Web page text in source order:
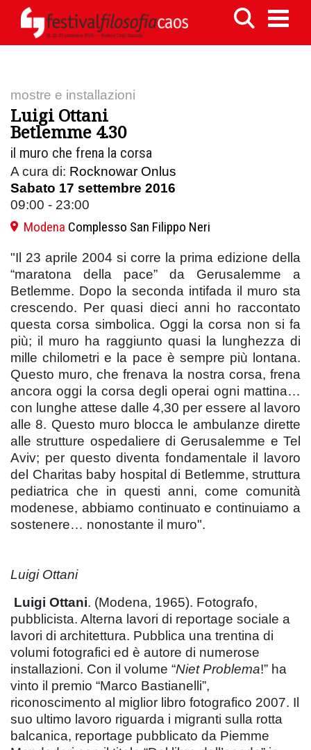
mostre e installazioni
Luigi Ottani
Betlemme 4.30
il muro che frena la corsa
A cura di: Rocknowar Onlus
Sabato 17 settembre 2016
09:00 - 23:00
Modena Complesso San Filippo Neri
"Il 23 aprile 2004 si corre la prima edizione della
“maratona della pace” da Gerusalemme a
Betlemme. Dopo la seconda intifada il muro sta
crescendo. Per quasi dieci anni ho raccontato
questa corsa simbolica. Oggi la corsa non si fa
più; il muro ha raggiunto quasi la lunghezza di
mille chilometri e la pace è sempre più lontana.
Questo muro, che frenava la nostra corsa, frena
ancora oggi la corsa degli operai ogni mattina…
con lunghe attese dalle 4,30 per essere al lavoro
alle 8. Questo muro blocca le ambulanze dirette
alle strutture ospedaliere di Gerusalemme e Tel
Aviv; per questo diventa fondamentale il lavoro
del Charitas baby hospital di Betlemme, struttura
pediatrica che in questi anni, come comunità
modenese, abbiamo continuato e continuiamo a
sostenere… nonostante il muro".
Luigi Ottani
Luigi Ottani. (Modena, 1965). Fotografo,
pubblicista. Alterna lavori di reportage sociale a
lavori di architettura. Pubblica una trentina di
volumi fotografici ed è autore di numerose
installazioni. Con il volume “Niet Problema!” ha
vinto il premio “Marco Bastianelli”,
riconoscimento al miglior libro fotografico 2007. Il
suo ultimo lavoro riguarda i migranti sulla rotta
balcanica, reportage pubblicato da Piemme